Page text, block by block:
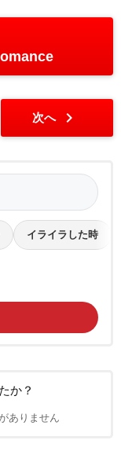
次へ chevron_right
イライラした時
か？
ありません